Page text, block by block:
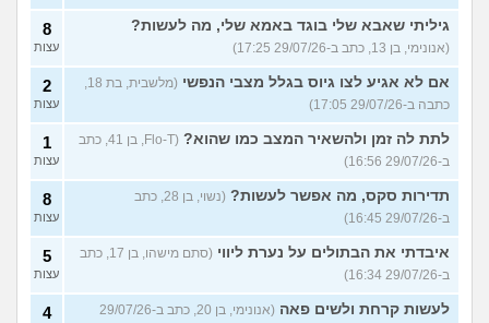
גיליתי שאבא שלי בוגד באמא שלי, מה לעשות?
(אנונימי, בן 13, כתב ב-29/07/26 17:25)
8
עצות
אם לא אגיע לצו גיוס בגלל מצבי הנפשי
כתבה ב-29/07/26 17:05)
2
עצות
לתת לה זמן ולהשאיר המצב כמו שהוא?
(Flo-T, בן 41, כתב
ב-29/07/26 16:56)
1
עצות
תדירות סקס, מה אפשר לעשות?
(נשוי, בן 28, כתב
ב-29/07/26 16:45)
8
עצות
איבדתי את הבתולים על נערת ליווי
(סתם מישהו, בן 17, כתב
ב-29/07/26 16:34)
5
עצות
לעשות קרחת ולשים פאה (אנונימי, בן 20, כתב ב-29/07/26 4